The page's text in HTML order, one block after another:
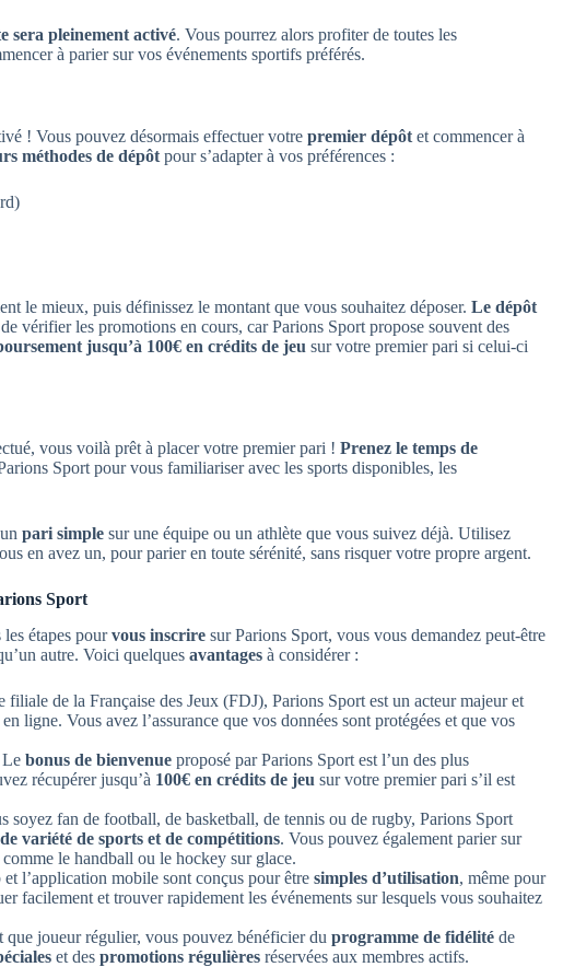
sera pleinement activé. Vous pourrez alors profiter de toutes les
à parier sur vos événements sportifs préférés.
! Vous pouvez désormais effectuer votre premier dépôt et commencer à
méthodes de dépôt pour s’adapter à vos préférences :
le mieux, puis définissez le montant que vous souhaitez déposer. Le dépôt
vérifier les promotions en cours, car Parions Sport propose souvent des
jusqu’à 100€ en crédits de jeu sur votre premier pari si celui-ci
vous voilà prêt à placer votre premier pari ! Prenez le temps de
Sport pour vous familiariser avec les sports disponibles, les
pari simple sur une équipe ou un athlète que vous suivez déjà. Utilisez
en avez un, pour parier en toute sérénité, sans risquer votre propre argent.
Sport
étapes pourvous inscrire sur Parions Sport, vous vous demandez peut-être
autre. Voici quelques avantages à considérer :
filiale de la Française des Jeux (FDJ), Parions Sport est un acteur majeur et
ligne. Vous avez l’assurance que vos données sont protégées et que vos
bonus de bienvenue proposé par Parions Sport est l’un des plus
récupérer jusqu’à 100€ en crédits de jeu sur votre premier pari s’il est
soyez fan de football, de basketball, de tennis ou de rugby, Parions Sport
variété de sports et de compétitions. Vous pouvez également parier sur
le handball ou le hockey sur glace.
l’application mobile sont conçus pour être simples d’utilisation, même pour
facilement et trouver rapidement les événements sur lesquels vous souhaitez
que joueur régulier, vous pouvez bénéficier du programme de fidélité de
et des promotions régulières réservées aux membres actifs.